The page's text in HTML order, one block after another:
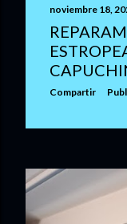
noviembre 18,
Compartir